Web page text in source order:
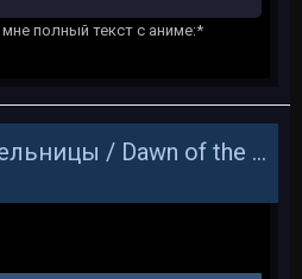
полный текст с аниме:*
Рождение Искательницы / Dawn of the Seeker